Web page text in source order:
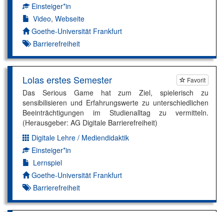
Kompetenzniveau:
Einsteiger*in
Video, Webseite
Autor*in:
Goethe-Universität Frankfurt
Barrierefreiheit
Favorit
Lolas erstes Semester
Das Serious Game hat zum Ziel, spielerisch zu
sensibilisieren und Erfahrungswerte zu unterschiedlichen
Beeinträchtigungen im Studienalltag zu vermitteln.
(Herausgeber: AG Digitale Barrierefreiheit)
Dimension:
Digitale Lehre / Mediendidaktik
Kompetenzniveau:
Einsteiger*in
Lernspiel
Autor*in:
Goethe-Universität Frankfurt
Barrierefreiheit